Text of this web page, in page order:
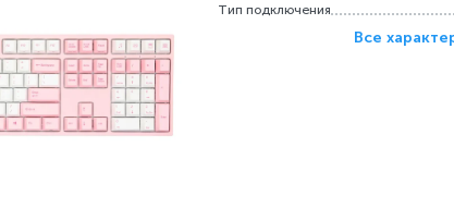
Тип подключения
Все